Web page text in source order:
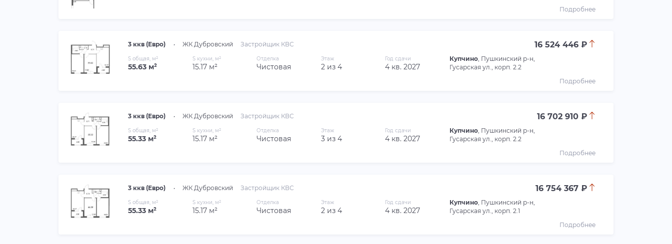
Подробнее
3 ккв (Евро) • ЖК Дубровский Застройщик КВС 16 524 446 ₽
S общая, м²
55.63 м²
S кухни, м²
15.17 м²
Отделка
Чистовая
Этаж
2 из 4
Год сдачи
4 кв. 2027
Купчино, Пушкинский р-н,
Гусарская ул., корп. 2.2
Подробнее
3 ккв (Евро) • ЖК Дубровский Застройщик КВС 16 702 910 ₽
S общая, м²
55.33 м²
S кухни, м²
15.17 м²
Отделка
Чистовая
Этаж
3 из 4
Год сдачи
4 кв. 2027
Купчино, Пушкинский р-н,
Гусарская ул., корп. 2.2
Подробнее
3 ккв (Евро) • ЖК Дубровский Застройщик КВС 16 754 367 ₽
S общая, м²
55.33 м²
S кухни, м²
15.17 м²
Отделка
Чистовая
Этаж
2 из 4
Год сдачи
4 кв. 2027
Купчино, Пушкинский р-н,
Гусарская ул., корп. 2.1
Подробнее